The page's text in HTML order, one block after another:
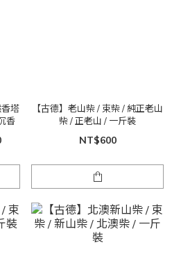
香塔
香
【古德】老山柴 / 束柴 / 純正老山
柴 / 正老山 / 一斤裝
NT$600